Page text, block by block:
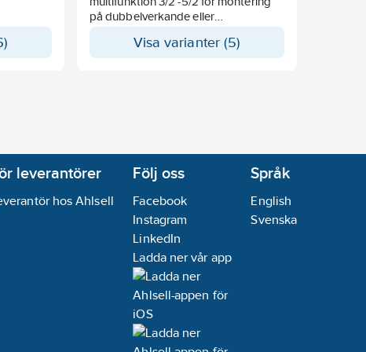
olika
med
till
på dubbelverkande eller
manöverdon.Visa varianter (5)
leverantörer
hos Ahlsell
Följ oss
Facebook
Instagram
LinkedIn
Ladda ner vår app
Språk
English
Svenska